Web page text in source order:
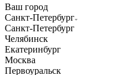
Ваш город
Санкт-Петербург
Санкт-Петербург
Челябинск
Екатеринбург
Москва
Первоуральск